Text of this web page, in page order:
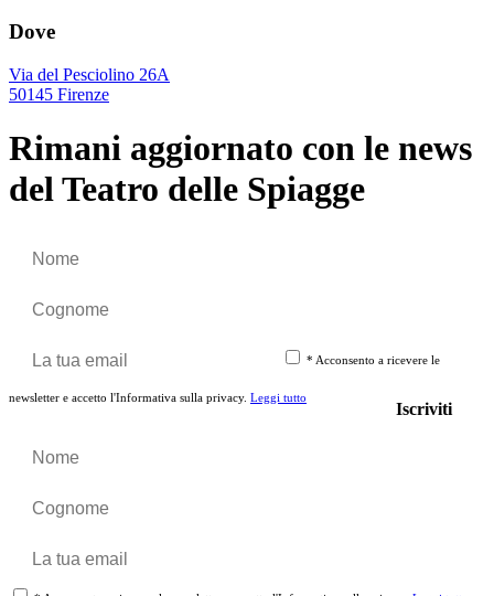
Dove
Via del Pesciolino 26A
50145 Firenze
Rimani aggiornato con le news
del Teatro delle Spiagge
* Acconsento a ricevere le
newsletter e accetto l'Informativa sulla privacy. Leggi tutto
Iscriviti